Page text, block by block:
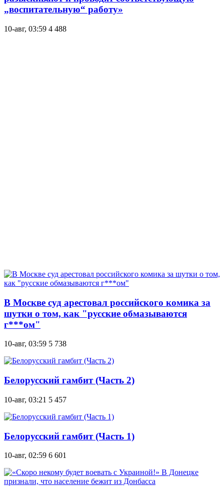
„воспитательную“ работу»
10-авг, 03:59 4 488
В Москве суд арестовал российского комика за
шутки о том, как "русские обмазываются
г***ом"
10-авг, 03:59 5 738
Белорусский гамбит (Часть 2)
10-авг, 03:21 5 457
Белорусский гамбит (Часть 1)
10-авг, 02:59 6 601